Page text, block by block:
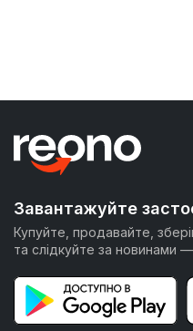
Завантажуйте
Купуйте, продавайте,
та слідкуйте за новинами